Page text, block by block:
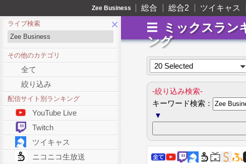
Zee Business 総合 総合2 ツイキャス
ミックスラン
ング
×
ライブ検索
その他のカテゴリ
全て
絞り込み
配信サイト別ランキング
YouTube Live
Twitch
ツイキャス
ニコニコ生放送
20 Selected
-絞り込み検索-
キーワード検索：
▼